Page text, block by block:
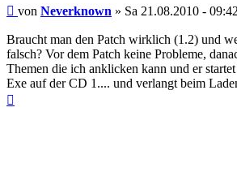
Beitrag
von Neverknown » Sa 21.08.2010 - 09:42
Braucht man den Patch wirklich (1.2) und
falsch? Vor dem Patch keine Probleme,
Themen die ich anklicken kann und er
Exe auf der CD 1.... und verlangt beim